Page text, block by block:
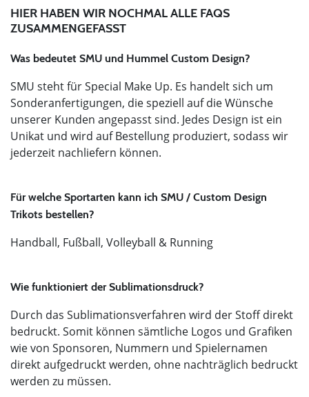
HIER HABEN WIR NOCHMAL ALLE FAQS
ZUSAMMENGEFASST
Was bedeutet SMU und Hummel Custom Design?
SMU steht für Special Make Up. Es handelt sich um
Sonderanfertigungen, die speziell auf die Wünsche
unserer Kunden angepasst sind. Jedes Design ist ein
Unikat und wird auf Bestellung produziert, sodass wir
jederzeit nachliefern können.
Für welche Sportarten kann ich SMU / Custom Design
Trikots bestellen?
Handball, Fußball, Volleyball & Running
Wie funktioniert der Sublimationsdruck?
Durch das Sublimationsverfahren wird der Stoff direkt
bedruckt. Somit können sämtliche Logos und Grafiken
wie von Sponsoren, Nummern und Spielernamen
direkt aufgedruckt werden, ohne nachträglich bedruckt
werden zu müssen.